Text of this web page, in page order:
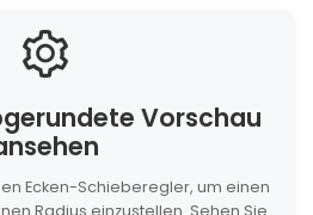
Vorschau
Ecken-Schieberegler, um einen
Radius einzustellen. Sehen Sie